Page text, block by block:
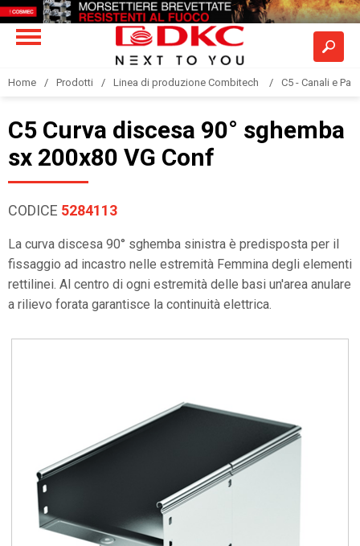
Home Prodotti Linea di produzione Combitech C5 - Canali e
C5 Curva discesa 90° sghemba
sx 200x80 VG Conf
CODICE 5284113
La curva discesa 90° sghemba sinistra è predisposta per il
fissaggio ad incastro nelle estremità Femmina degli elementi
rettilinei. Al centro di ogni estremità delle basi un'area anulare
a rilievo forata garantisce la continuità elettrica.